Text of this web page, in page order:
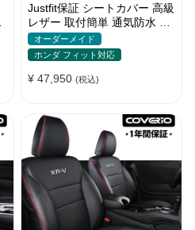
Justfit保証 シートカバー 高級
レザー 取付簡単 通気防水 お
しゃれ オーダーメイド 全席
セット
オーダーメイド
ホンダ フィット対応
¥ 47,950 (税込)